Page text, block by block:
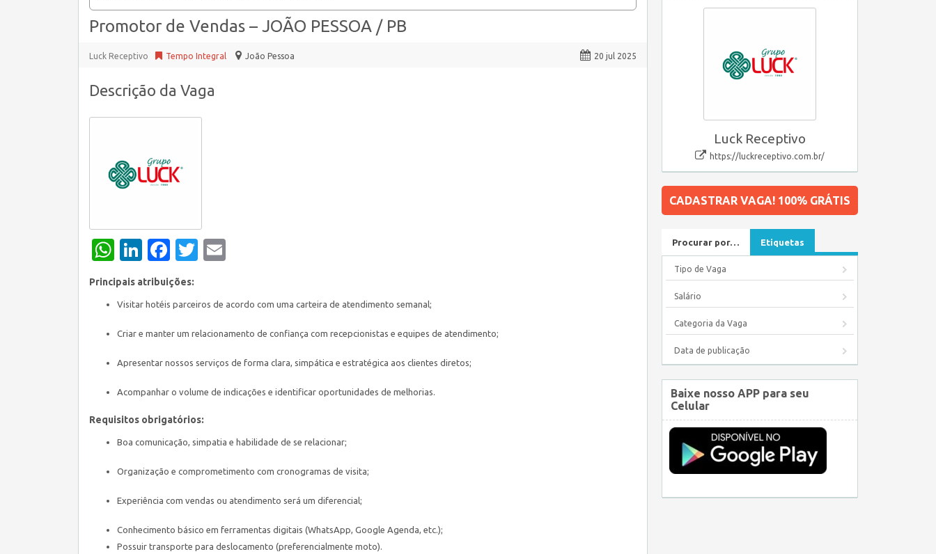
Promotor de Vendas – JOÃO PESSOA / PB
Luck Receptivo Tempo Integral João Pessoa 20 jul 2025
Descrição da Vaga
WhatsApp
LinkedIn
Facebook
Twitter
Principais atribuições:
Visitar hotéis parceiros de acordo com uma carteira de atendimento semanal;
Criar e manter um relacionamento de confiança com recepcionistas e equipes de atendimento;
Apresentar nossos serviços de forma clara, simpática e estratégica aos clientes diretos;
Acompanhar o volume de indicações e identificar oportunidades de melhorias.
Requisitos obrigatórios:
Boa comunicação, simpatia e habilidade de se relacionar;
Organização e comprometimento com cronogramas de visita;
Experiência com vendas ou atendimento será um diferencial;
Conhecimento básico em ferramentas digitais (WhatsApp, Google Agenda, etc.);
Possuir transporte para deslocamento (preferencialmente moto).
Luck Receptivo
https://luckreceptivo.com.br/
CADASTRAR VAGA! 100% GRÁTIS
Procurar por… Etiquetas
Tipo de Vaga
Salário
Categoria da Vaga
Data de publicação
Baixe nosso APP para seu
Celular